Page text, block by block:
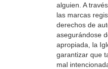
alguien. A
las marcas
derechos de
asegurándose
apropiada, la
garantizar que
mal